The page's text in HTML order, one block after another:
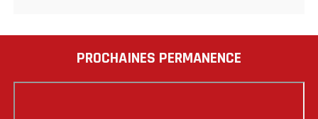
PROCHAINES PERMANENCE